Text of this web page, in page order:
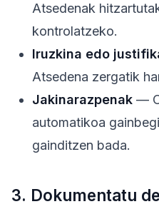
Atsedenak
kontrolatzeko.
Iruzkina edo
Atsedena zergatik
Jakinarazpenak —
automatikoa
gainditzen bada.
3. Dokumentatu